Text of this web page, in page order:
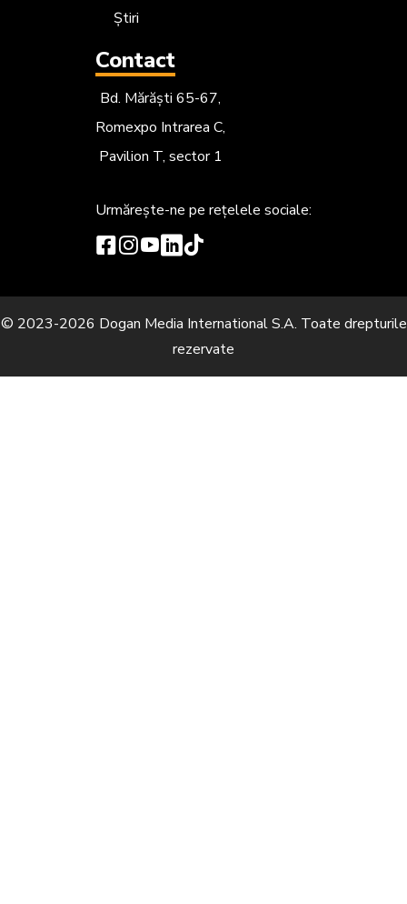
Știri
Contact
Bd. Mărăști 65-67,
Romexpo Intrarea C,
Pavilion T, sector 1
Urmărește-ne pe rețelele sociale:
© 2023-2026 Dogan Media International S.A. Toate drepturile
rezervate